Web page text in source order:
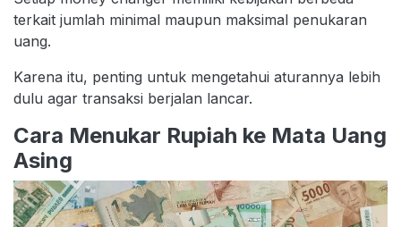
terkait jumlah minimal maupun maksimal penukaran
uang.
Karena itu, penting untuk mengetahui aturannya lebih
dulu agar transaksi berjalan lancar.
Cara Menukar Rupiah ke Mata Uang
Asing